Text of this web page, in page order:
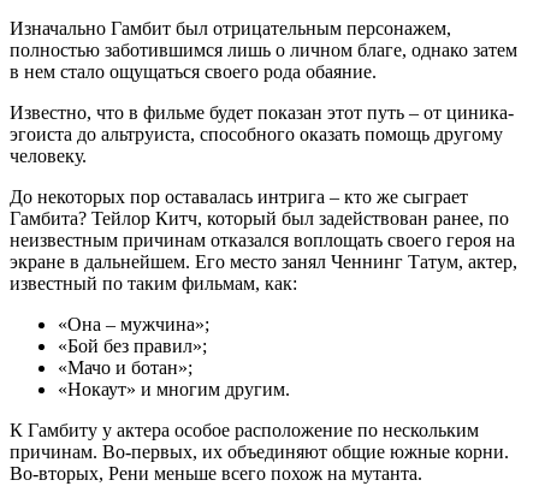
Изначально Гамбит был отрицательным персонажем,
полностью заботившимся лишь о личном благе, однако затем
в нем стало ощущаться своего рода обаяние.
Известно, что в фильме будет показан этот путь – от циника-
эгоиста до альтруиста, способного оказать помощь другому
человеку.
До некоторых пор оставалась интрига – кто же сыграет
Гамбита? Тейлор Китч, который был задействован ранее, по
неизвестным причинам отказался воплощать своего героя на
экране в дальнейшем. Его место занял Ченнинг Татум, актер,
известный по таким фильмам, как:
«Она – мужчина»;
«Бой без правил»;
«Мачо и ботан»;
«Нокаут» и многим другим.
К Гамбиту у актера особое расположение по нескольким
причинам. Во-первых, их объединяют общие южные корни.
Во-вторых, Рени меньше всего похож на мутанта.